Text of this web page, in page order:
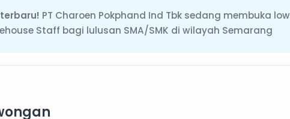
PT Charoen Pokphand Ind Tbk sedang membuka
Staff bagi lulusan SMA/SMK di wilayah Semarang